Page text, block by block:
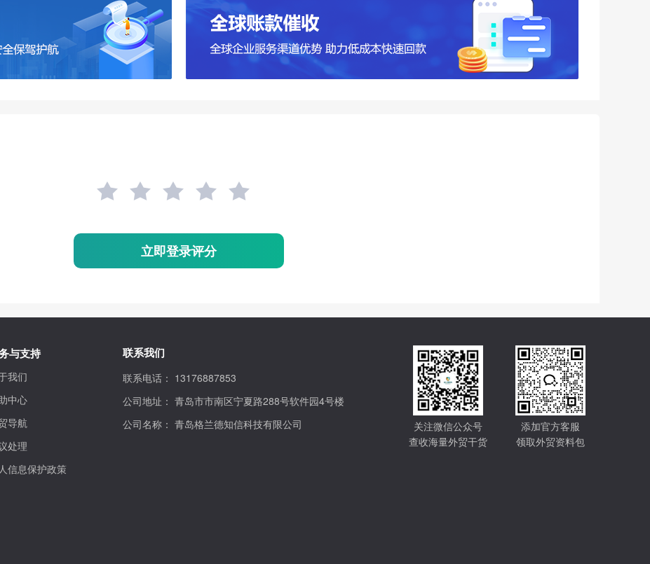
立即登录评分
与支持
我们
中心
导航
处理
信息保护政策
联系我们
联系电话： 13176887853
公司地址： 青岛市市南区宁夏路288号软件园4号楼
公司名称： 青岛格兰德知信科技有限公司
关注微信公众号
查收海量外贸干货
添加官方客服
领取外贸资料包